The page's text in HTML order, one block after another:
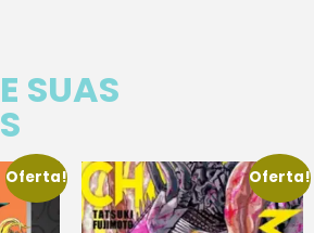
SUAS
Oferta! Oferta!